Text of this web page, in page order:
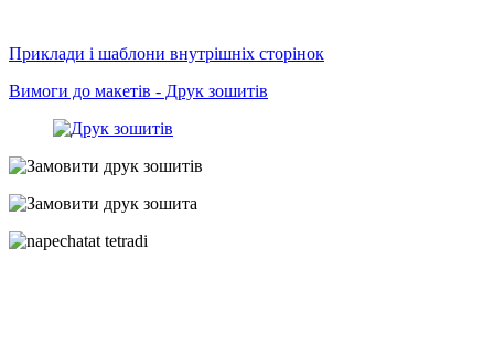
Приклади і шаблони внутрішніх сторінок
Вимоги до макетів - Друк зошитів